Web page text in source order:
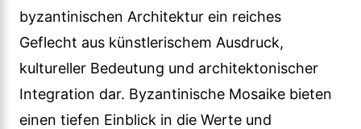
byzantinischen Architektur ein reiches
Geflecht aus künstlerischem Ausdruck,
kultureller Bedeutung und architektonischer
Integration dar. Byzantinische Mosaike bieten
einen tiefen Einblick in die Werte und